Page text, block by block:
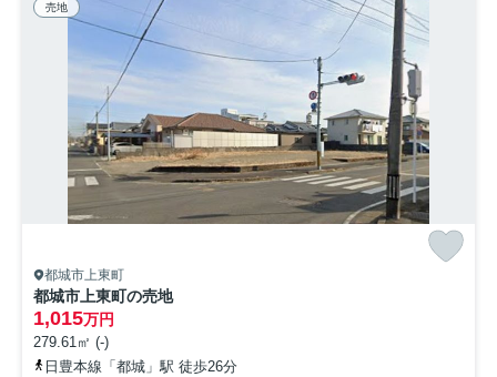
売地
都城市上東町
都城市上東町の売地
1,015万円
279.61㎡ (-)
日豊本線「都城」駅 徒歩26分